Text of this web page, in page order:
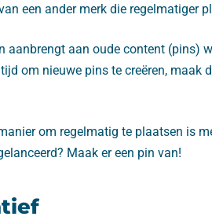
een ander merk die regelmatiger
aanbrengt aan oude content (pins)
om nieuwe pins te creëren, maak
om regelmatig te plaatsen is
Maak er een pin van!